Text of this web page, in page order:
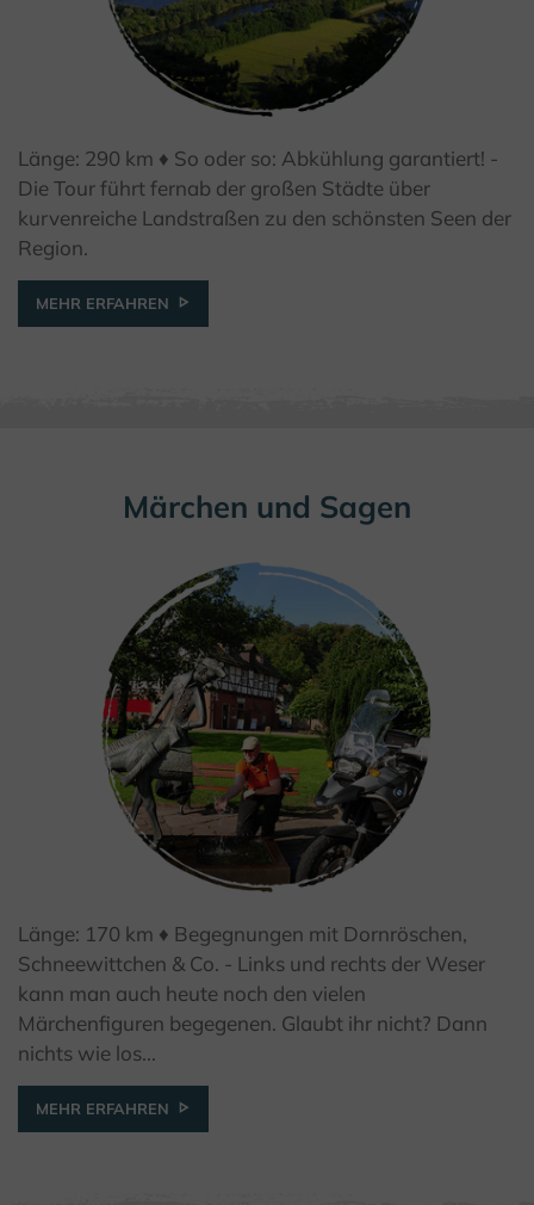
© Kulturland Kreis Höxter / F. Grawe
Länge: 290 km ♦ So oder so: Abkühlung garantiert! -
Die Tour führt fernab der großen Städte über
kurvenreiche Landstraßen zu den schönsten Seen der
Region.
MEHR ERFAHREN
Märchen und Sagen
© Frank Sachau
Länge: 170 km ♦ Begegnungen mit Dornröschen,
Schneewittchen & Co. - Links und rechts der Weser
kann man auch heute noch den vielen
Märchenfiguren begegenen. Glaubt ihr nicht? Dann
nichts wie los...
MEHR ERFAHREN